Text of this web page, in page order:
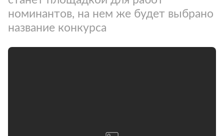
номинантов, на нем же будет выбрано
название конкурса